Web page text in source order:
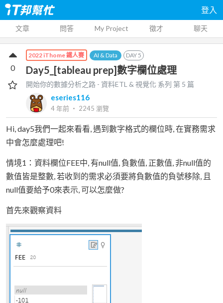
登入
文章 問答 My Project 徵才 聊天
2022 iThome 鐵人賽 AI & Data DAY5
Day5_[tableau prep]數字欄位處理
開始你的數據分析之路 - 資料ETL & 視覺化 系列 第 5 篇
eseries116
4 年前 ‧ 2245 瀏覽
0
Hi, day5我們一起來看看, 遇到數字格式的欄位時, 在實務需求
中會怎麼處理吧!
情境1：資料欄位FEE中, 有null值, 負數值, 正數值, 非null值的
數值皆是整數, 若收到的需求必須要將負數值的負號移除, 且
null值要給予0來表示, 可以怎麼做?
首先來觀察資料